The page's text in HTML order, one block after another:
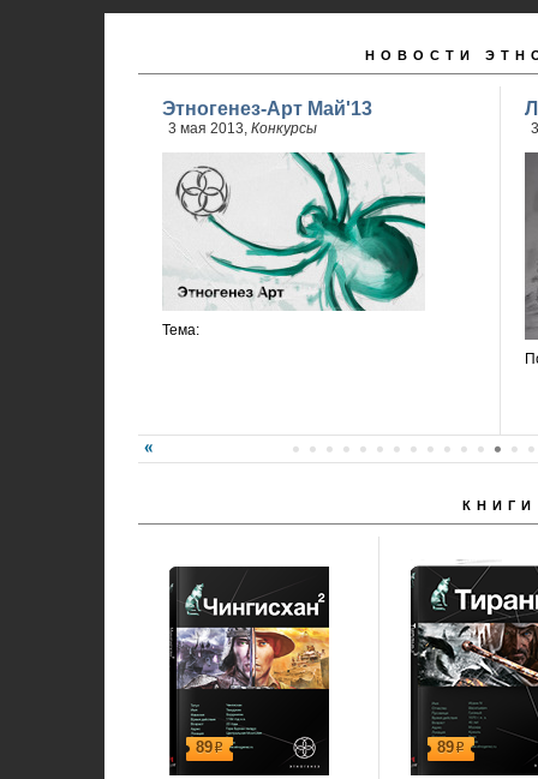
НОВОСТИ
Этногенез-Арт Май'13
3 мая 2013, Конкурсы
Тема:
КНИГИ
89р 89р